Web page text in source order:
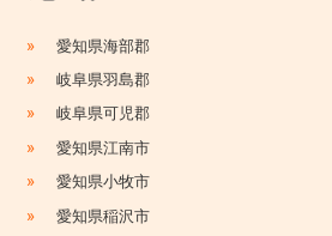
» 愛知県海部郡
» 岐阜県羽島郡
» 岐阜県可児郡
» 愛知県江南市
» 愛知県小牧市
» 愛知県稲沢市